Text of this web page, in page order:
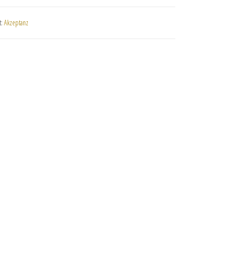
Akzeptanz